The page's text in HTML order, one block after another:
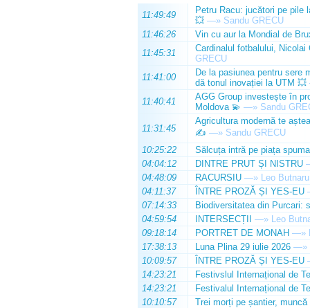
11:49:49
Petru Racu: jucători pe pile
💥 —» Sandu GRECU
11:46:26
Vin cu aur la Mondial de
11:45:31
Cardinalul fotbalului,
GRECU
11:41:00
De la pasiunea pentru sere
dă tonul inovației la UTM 💥
11:40:41
AGG Group investește în
Moldova 💫 —» Sandu
11:31:45
Agricultura modernă te
✍️ —» Sandu GRECU
10:25:22
Sălcuța intră pe piața
04:04:12
DINTRE PRUT ȘI NISTRU
04:48:09
RACURSIU —» Leo Butnaru
04:11:37
ÎNTRE PROZĂ ȘI YES-EU
07:14:33
Biodiversitatea din Purcari:
04:59:54
INTERSECȚII —» Leo
09:18:14
PORTRET DE MONAH —»
17:38:13
Luna Plina 29 iulie 2026 —»
10:09:57
ÎNTRE PROZĂ ȘI YES-EU
14:23:21
Festivslul Internațional de
14:23:21
Festivalul Internațional de
10:10:57
Trei morți pe șantier, muncă